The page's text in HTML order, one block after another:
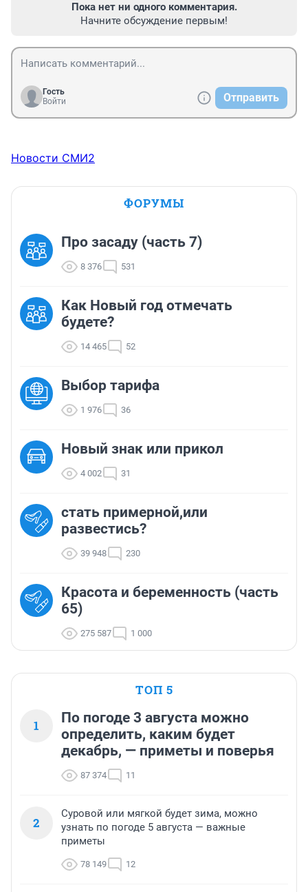
Пока нет ни одного комментария.
Начните обсуждение первым!
Гость
Войти
Отправить
Новости СМИ2
ФОРУМЫ
Про засаду (часть 7)
8 376 531
Как Новый год отмечать
будете?
14 465 52
Выбор тарифа
1 976 36
Новый знак или прикол
4 002 31
стать примерной,или
развестись?
39 948 230
Красота и беременность (часть
65)
275 587 1 000
ТОП 5
1
По погоде 3 августа можно
определить, каким будет
декабрь, — приметы и поверья
87 374 11
2
Суровой или мягкой будет зима, можно
узнать по погоде 5 августа — важные
приметы
78 149 12